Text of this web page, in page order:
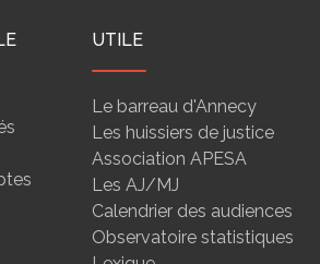
UTILE
Le barreau d'Annecy
Les huissiers de justice
Association APESA
Les AJ/MJ
Calendrier des audiences
Observatoire statistiques